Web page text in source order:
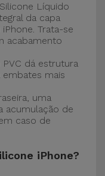
Líquido
da capa
Trata-se
acabamento
dá estrutura
mais
uma
acumulação de
caso de
iPhone?